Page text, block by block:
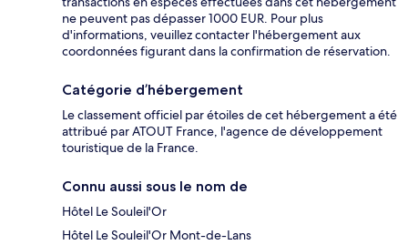
ne peuvent pas dépasser 1000 EUR. Pour plus
d'informations, veuillez contacter l'hébergement aux
coordonnées figurant dans la confirmation de réservation.
Catégorie d’hébergement
Le classement officiel par étoiles de cet hébergement a été
attribué par ATOUT France, l'agence de développement
touristique de la France.
Connu aussi sous le nom de
Hôtel Le Souleil'Or
Hôtel Le Souleil'Or Mont-de-Lans